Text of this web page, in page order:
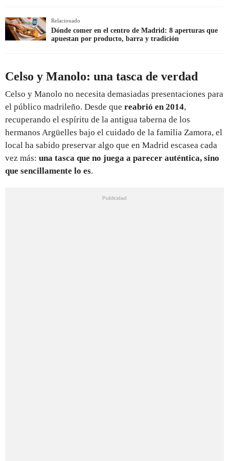
Relacionado
Dónde comer en el centro de Madrid: 8 aperturas que
apuestan por producto, barra y tradición
Celso y Manolo: una tasca de verdad
Celso y Manolo no necesita demasiadas presentaciones para
el público madrileño. Desde que reabrió en 2014,
recuperando el espíritu de la antigua taberna de los
hermanos Argüelles bajo el cuidado de la familia Zamora, el
local ha sabido preservar algo que en Madrid escasea cada
vez más: una tasca que no juega a parecer auténtica, sino
que sencillamente lo es.